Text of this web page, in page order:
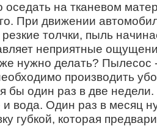
оседать на тканевом
При движении
толчки, пыль
неприятные
нужно делать? Пылесос
производить
бы один раз в две
и вода. Один раз в месяц
губкой, которая